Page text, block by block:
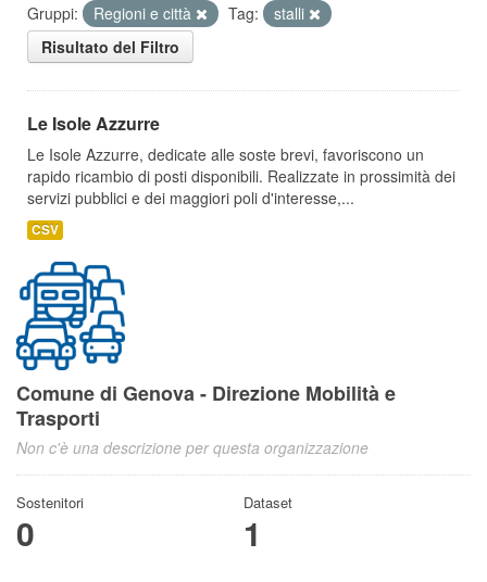
Gruppi:
Regioni e città Tag:
stalli
Risultato del Filtro
Le Isole Azzurre
Le Isole Azzurre, dedicate alle soste brevi, favoriscono un
rapido ricambio di posti disponibili. Realizzate in prossimità dei
servizi pubblici e dei maggiori poli d'interesse,...
CSV
Comune di Genova - Direzione Mobilità e
Trasporti
Non c'è una descrizione per questa organizzazione
Sostenitori
0
Dataset
1